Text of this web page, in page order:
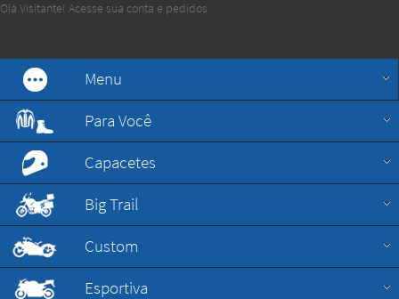
Olá Visitante! Acesse sua conta e pedidos
Menu
Para Você
Capacetes
Big Trail
Custom
Esportiva